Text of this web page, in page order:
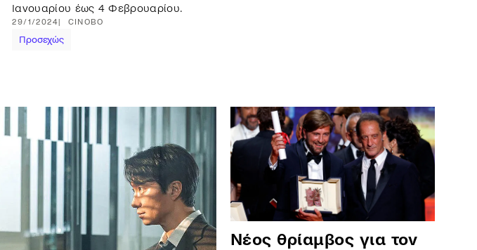
Ιανουαρίου έως 4 Φεβρουαρίου.
29/1/2024 CINOBO
Προσεχώς
Νέος θρίαμβος για τον